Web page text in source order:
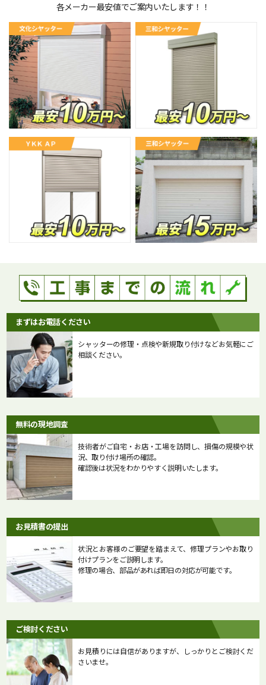
各メーカー最安値でご案内いたします！！
まずはお電話ください
シャッターの修理・点検や新規取り付けなどお気軽にご
相談ください。
無料の現地調査
技術者がご自宅・お店・工場を訪問し、損傷の規模や状
況、取り付け場所の確認。
確認後は状況をわかりやすく説明いたします。
お見積書の提出
状況とお客様のご要望を踏まえて、修理プランやお取り
付けプランをご説明します。
修理の場合、部品があれば即日の対応が可能です。
ご検討ください
お見積りには自信がありますが、しっかりとご検討くだ
さいませ。